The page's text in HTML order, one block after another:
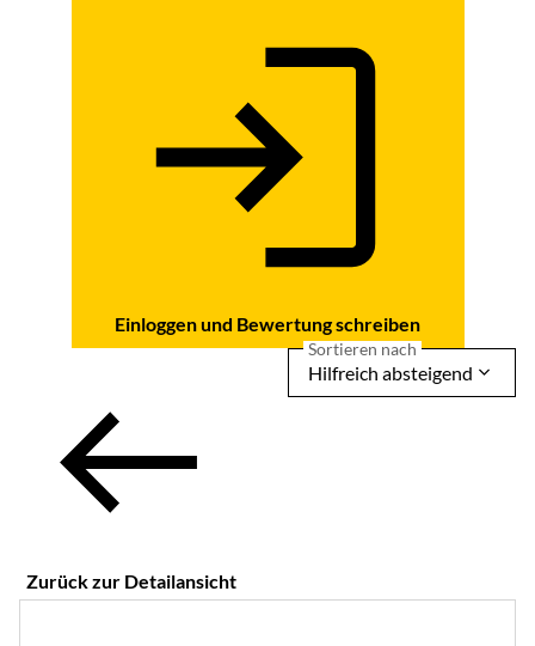
Einloggen und Bewertung schreiben
Zurück zur Detailansicht
Sortieren nach
Hilfreich absteigend